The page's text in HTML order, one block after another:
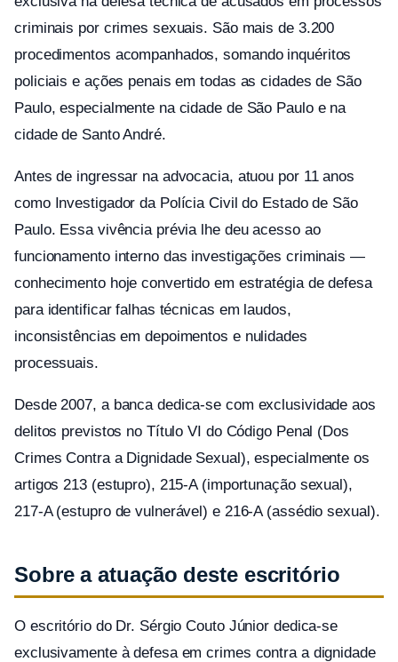
criminais por crimes sexuais. São mais de 3.200
procedimentos acompanhados, somando inquéritos
policiais e ações penais em todas as cidades de São
Paulo, especialmente na cidade de São Paulo e na
cidade de Santo André.
Antes de ingressar na advocacia, atuou por 11 anos
como Investigador da Polícia Civil do Estado de São
Paulo. Essa vivência prévia lhe deu acesso ao
funcionamento interno das investigações criminais —
conhecimento hoje convertido em estratégia de defesa
para identificar falhas técnicas em laudos,
inconsistências em depoimentos e nulidades
processuais.
Desde 2007, a banca dedica-se com exclusividade aos
delitos previstos no Título VI do Código Penal (Dos
Crimes Contra a Dignidade Sexual), especialmente os
artigos 213 (estupro), 215-A (importunação sexual),
217-A (estupro de vulnerável) e 216-A (assédio sexual).
Sobre a atuação deste escritório
O escritório do Dr. Sérgio Couto Júnior dedica-se
exclusivamente à defesa em crimes contra a dignidade